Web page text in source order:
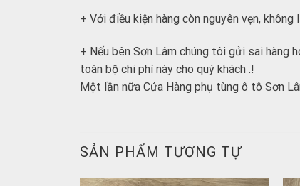
+ Với điều kiện hàng còn nguyên vẹn,
+ Nếu bên Sơn Lâm chúng tôi gửi sai hàng
toàn bộ chi phí này cho quý khách .!
Một lần nữa Cửa Hàng phụ tùng ô tô Sơn
SẢN PHẨM TƯƠNG TỰ